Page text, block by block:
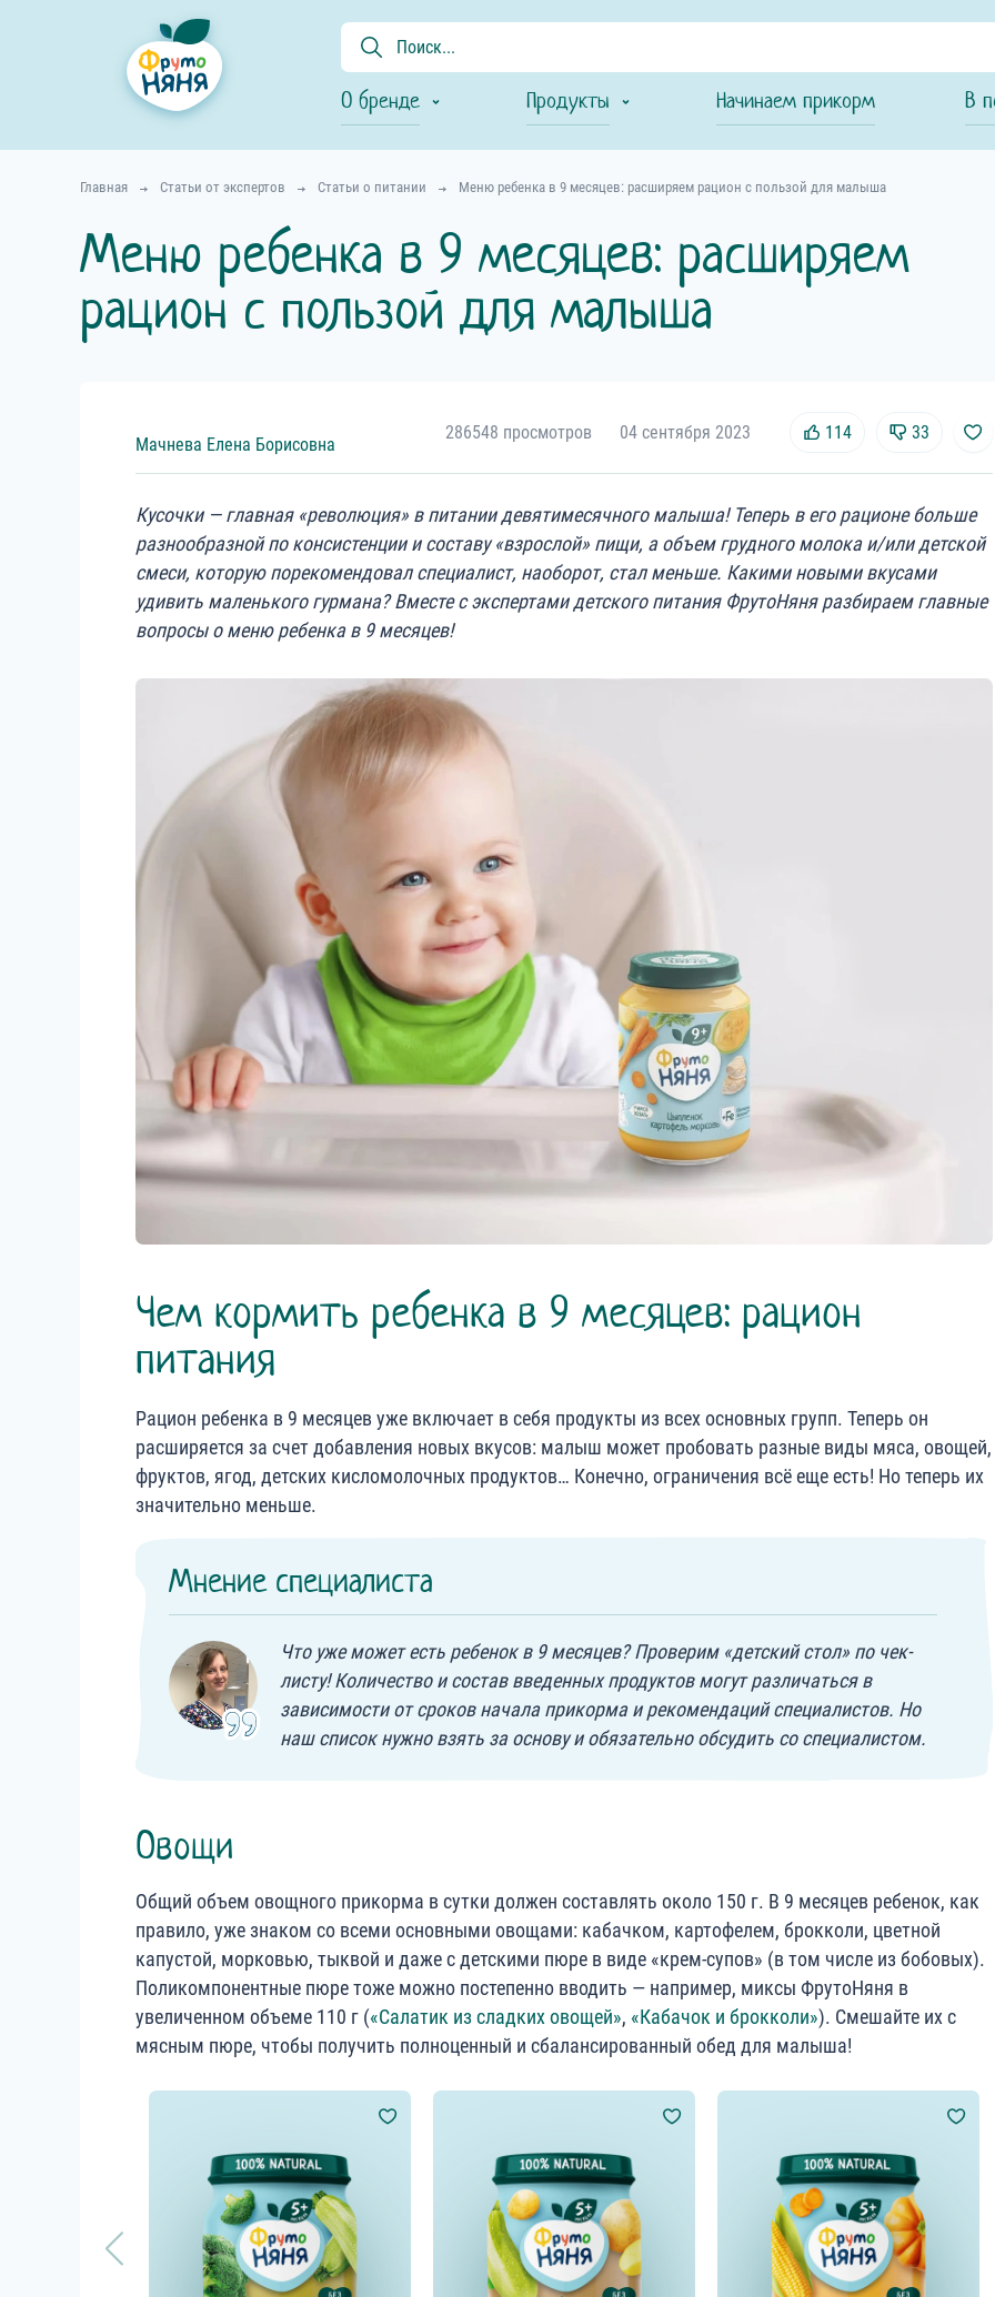
О бренде Продукты Начинаем прикорм В
Главная Статьи от экспертов Статьи о питании Меню ребенка в 9 месяцев: расширяем рацион с пользой для малыша
Меню ребенка в 9 месяцев: расширяем
рацион с пользой для малыша
Мачнева Елена Борисовна
286548 просмотров 04 сентября 2023 114 33
Кусочки — главная «революция» в питании девятимесячного малыша! Теперь в его рационе больше
разнообразной по консистенции и составу «взрослой» пищи, а объем грудного молока и/или детской
смеси, которую порекомендовал специалист, наоборот, стал меньше. Какими новыми вкусами
удивить маленького гурмана? Вместе с экспертами детского питания ФрутоНяня разбираем главные
вопросы о меню ребенка в 9 месяцев!
Чем кормить ребенка в 9 месяцев: рацион
питания
Рацион ребенка в 9 месяцев уже включает в себя продукты из всех основных групп. Теперь он
расширяется за счет добавления новых вкусов: малыш может пробовать разные виды мяса, овощей,
фруктов, ягод, детских кисломолочных продуктов… Конечно, ограничения всё еще есть! Но теперь их
значительно меньше.
Мнение специалиста
Что уже может есть ребенок в 9 месяцев? Проверим «детский стол» по чек-
листу! Количество и состав введенных продуктов могут различаться в
зависимости от сроков начала прикорма и рекомендаций специалистов. Но
наш список нужно взять за основу и обязательно обсудить со специалистом.
Овощи
Общий объем овощного прикорма в сутки должен составлять около 150 г. В 9 месяцев ребенок, как
правило, уже знаком со всеми основными овощами: кабачком, картофелем, брокколи, цветной
капустой, морковью, тыквой и даже с детскими пюре в виде «крем-супов» (в том числе из бобовых).
Поликомпонентные пюре тоже можно постепенно вводить — например, миксы ФрутоНяня в
увеличенном объеме 110 г («Салатик из сладких овощей», «Кабачок и брокколи»). Смешайте их с
мясным пюре, чтобы получить полноценный и сбалансированный обед для малыша!